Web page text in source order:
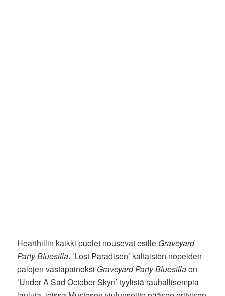
Hearthillin kaikki puolet nousevat esille Graveyard
Party Bluesilla. ’Lost Paradisen’ kaltaisten nopeiden
palojen vastapainoksi Graveyard Party Bluesillaon
’Under A Sad October Skyn’ tyylisiä rauhallisempia